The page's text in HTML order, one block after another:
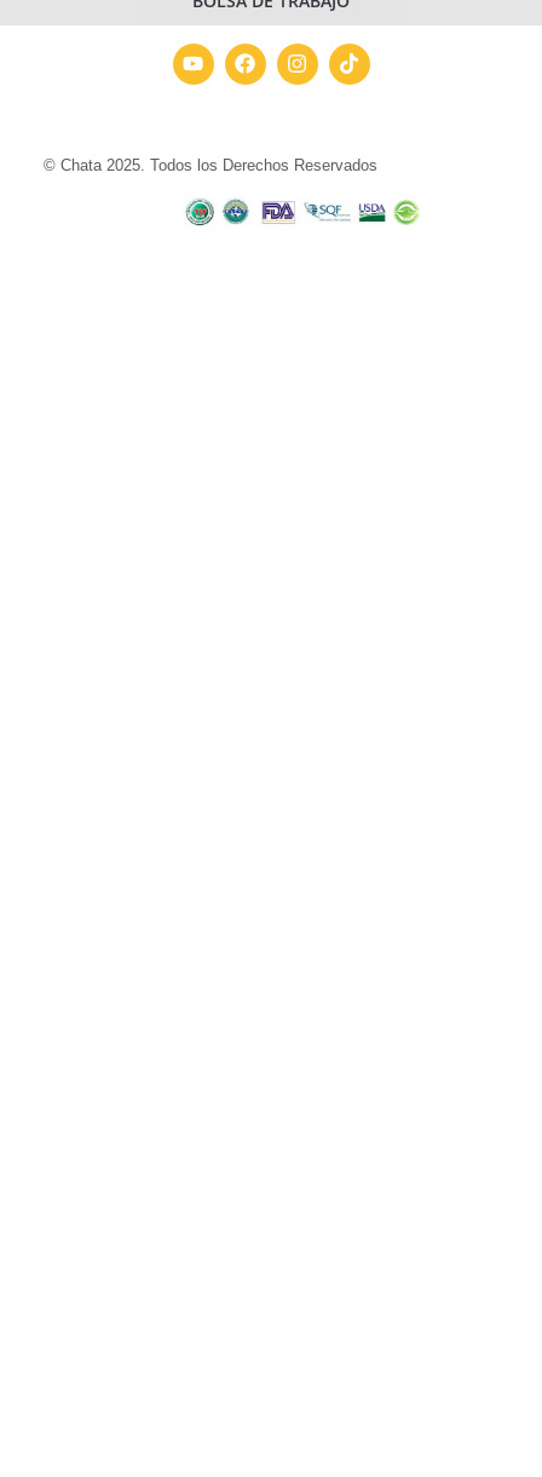
© Chata 2025. Todos los Derechos Reservados